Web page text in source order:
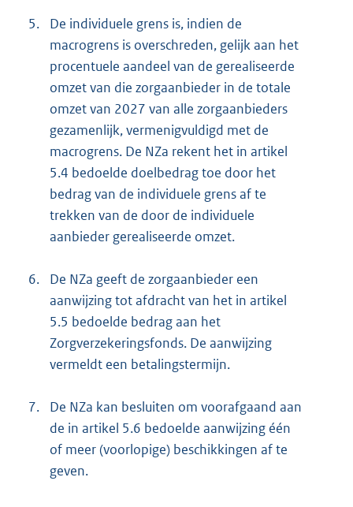
5.
De individuele grens is, indien de
macrogrens is overschreden, gelijk aan het
procentuele aandeel van de gerealiseerde
omzet van die zorgaanbieder in de totale
omzet van 2027 van alle zorgaanbieders
gezamenlijk, vermenigvuldigd met de
macrogrens. De NZa rekent het in artikel
5.4 bedoelde doelbedrag toe door het
bedrag van de individuele grens af te
trekken van de door de individuele
aanbieder gerealiseerde omzet.
6.
De NZa geeft de zorgaanbieder een
aanwijzing tot afdracht van het in artikel
5.5 bedoelde bedrag aan het
Zorgverzekeringsfonds. De aanwijzing
vermeldt een betalingstermijn.
7.
De NZa kan besluiten om voorafgaand aan
de in artikel 5.6 bedoelde aanwijzing één
of meer (voorlopige) beschikkingen af te
geven.